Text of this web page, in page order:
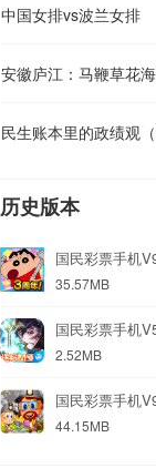
中国女排vs波兰女排
安徽庐江：马鞭草花
民生账本里的政绩观（
历史版本
国民彩票手机
35.57MB
国民彩票手机
2.52MB
国民彩票手机
44.15MB